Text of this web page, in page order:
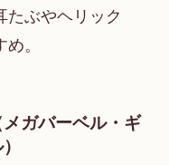
たぶやヘリック
。
ガバーベル・ギ